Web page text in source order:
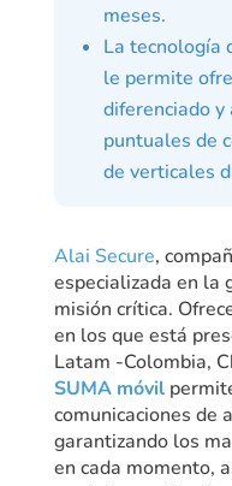
meses.
La tecnología
le permite
diferenciado y
puntuales de
de verticales
Alai Secure,
especializada en la
misión crítica.
en los que está
Latam -Colombia,
SUMA móvil
comunicaciones de
garantizando los
en cada momento,